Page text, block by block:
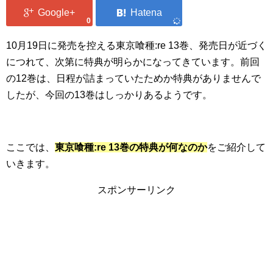
0
10月19日に発売を控える東京喰種:re 13巻、発売日が近づく
につれて、次第に特典が明らかになってきています。前回
の12巻は、日程が詰まっていたためか特典がありませんで
したが、今回の13巻はしっかりあるようです。
ここでは、 東京喰種:re 13巻の特典が何なのかをご紹介して
いきます。
スポンサーリンク